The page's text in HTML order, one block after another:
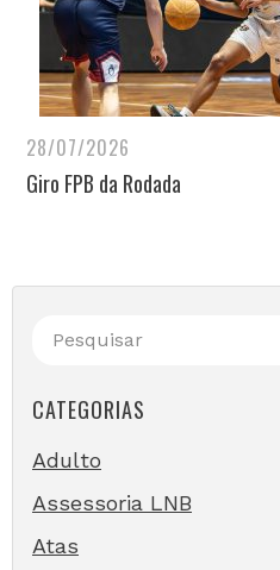
28/07/2026
Giro FPB da Rodada
CATEGORIAS
Adulto
Assessoria LNB
Atas